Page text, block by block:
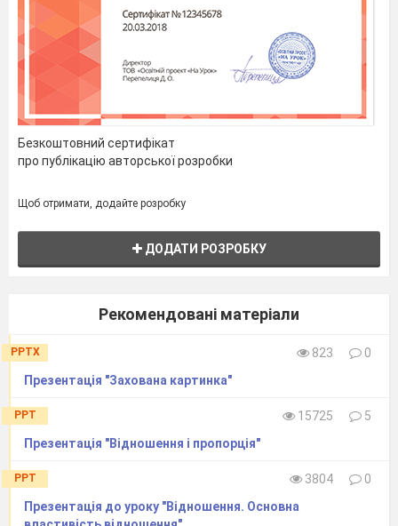
Безкоштовний сертифікат
про публікацію авторської розробки
Щоб отримати, додайте розробку
ДОДАТИ РОЗРОБКУ
Рекомендовані матеріали
PPTX 823
0
Презентація "Захована картинка"
PPT 15725
5
Презентація "Відношення і пропорція"
PPT 3804
0
Презентація до уроку "Відношення. Основна